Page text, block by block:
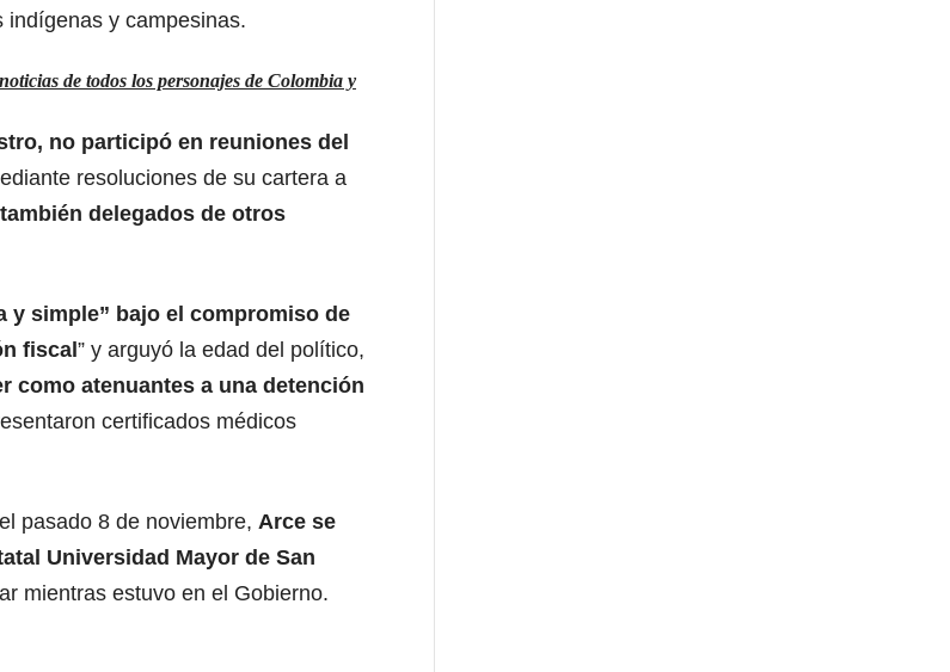
indígenas y campesinas.
de todos los personajes de Colombia y
no participó en reuniones del
resoluciones de su cartera a
delegados de otros
y simple” bajo el compromiso de
fiscal ” y arguyó la edad del político,
como atenuantes a una detención
certificados médicos
el pasado 8 de noviembre, Arce se
Universidad Mayor de San
mientras estuvo en el Gobierno.